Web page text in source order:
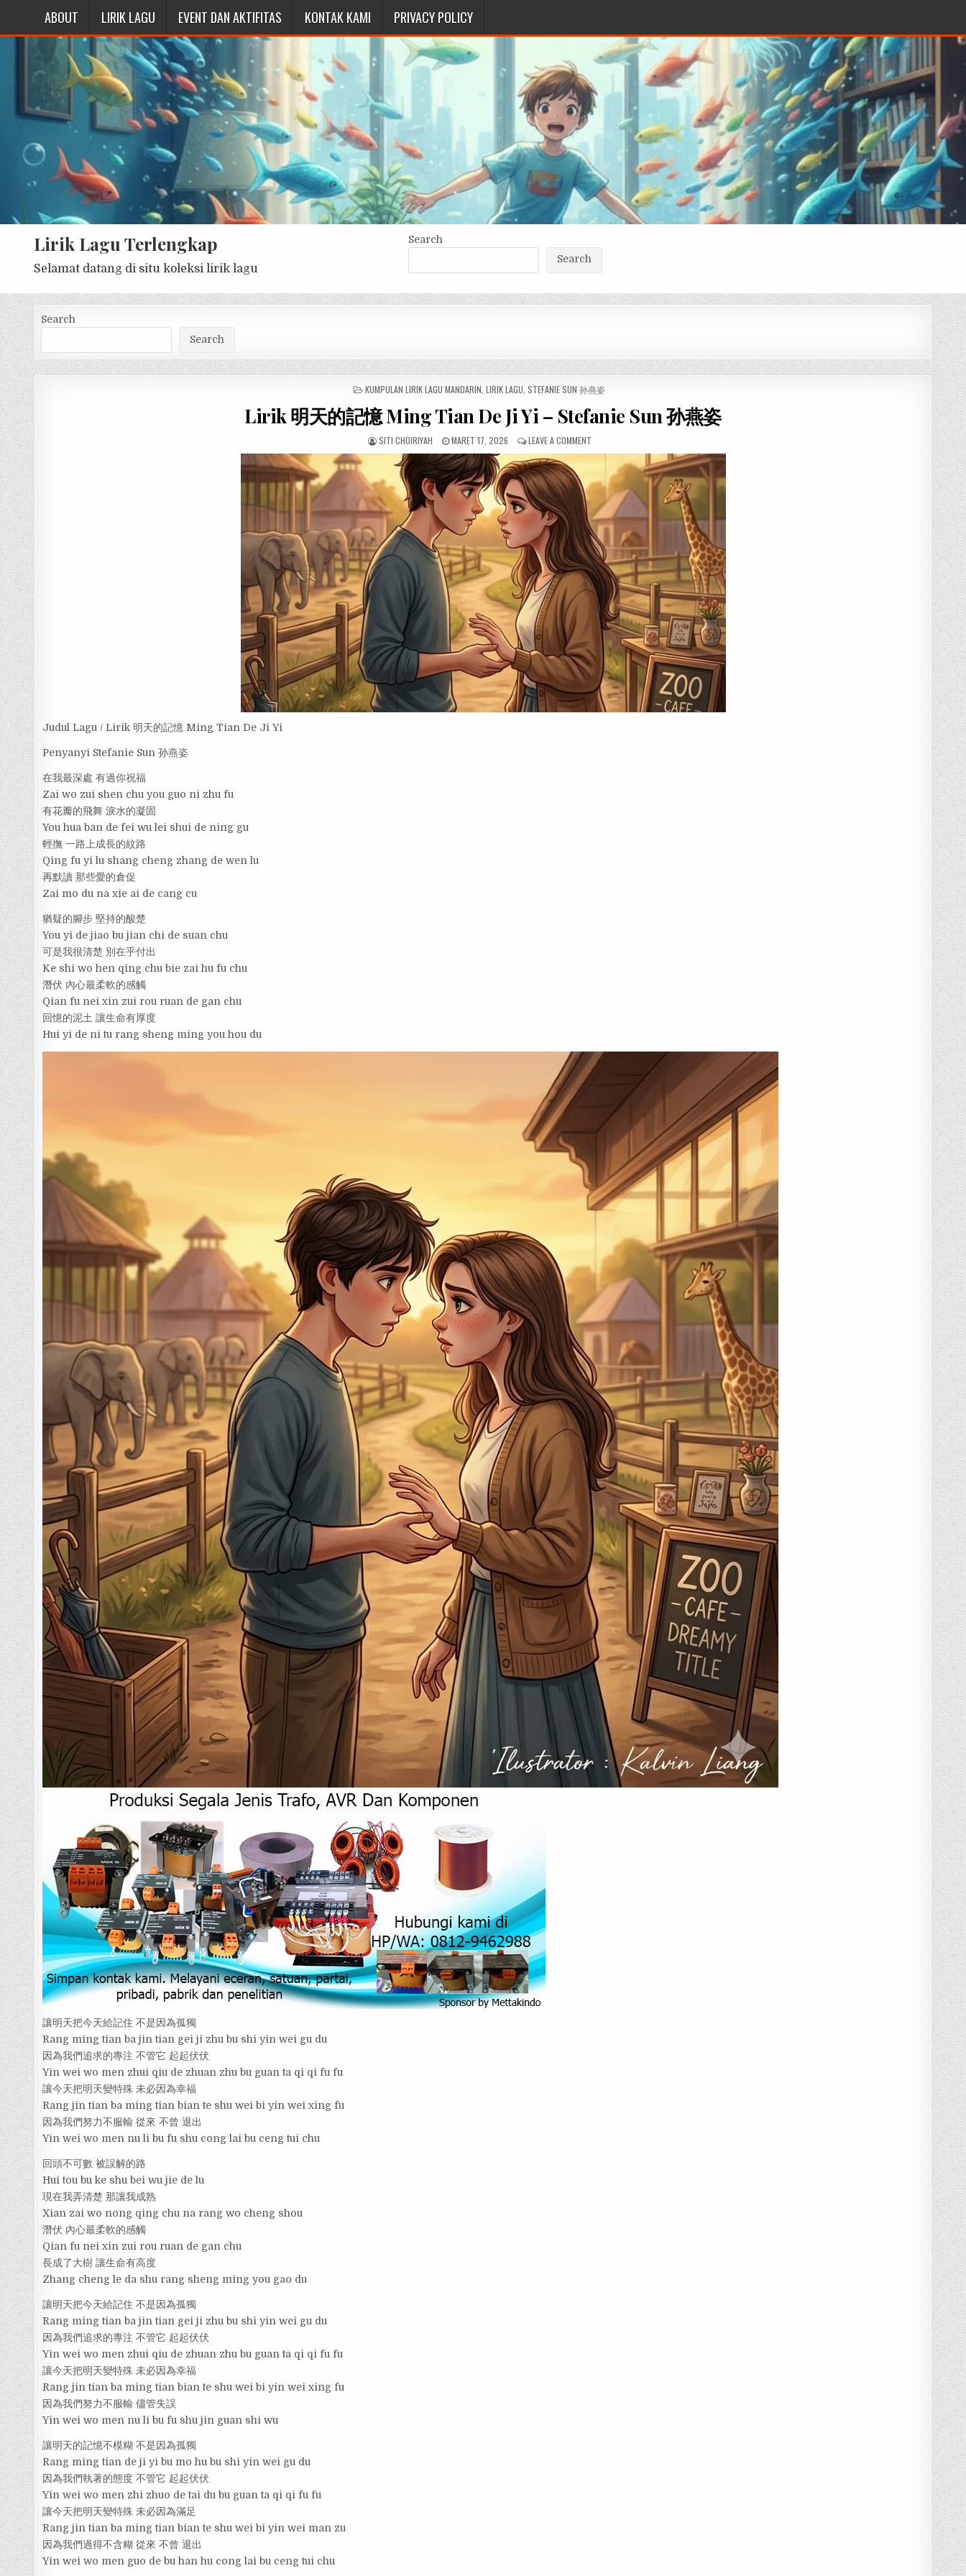
ABOUT LIRIK LAGU EVENT DAN AKTIFITAS KONTAK KAMI PRIVACY POLICY
Lirik Lagu Terlengkap
Selamat datang di situ koleksi lirik lagu
Search
Search
Search
Search
POSTED
KUMPULAN LIRIK LAGU MANDARIN LIRIK LAGU STEFANIE SUN 孙燕姿
Lirik 明天的記憶 Ming Tian De Ji Yi – Stefanie Sun 孙燕姿
SITI CHOIRIYAH MARET 17, 2026 LEAVE A COMMENT
Judul Lagu / Lirik 明天的記憶 Ming Tian De Ji Yi
Penyanyi Stefanie Sun 孙燕姿
在我最深處 有過你祝福
Zai wo zui shen chu you guo ni zhu fu
有花瓣的飛舞 淚水的凝固
You hua ban de fei wu lei shui de ning gu
輕撫 一路上成長的紋路
Qing fu yi lu shang cheng zhang de wen lu
再默讀 那些愛的倉促
Zai mo du na xie ai de cang cu
猶疑的腳步 堅持的酸楚
You yi de jiao bu jian chi de suan chu
可是我很清楚 別在乎付出
Ke shi wo hen qing chu bie zai hu fu chu
潛伏 內心最柔軟的感觸
Qian fu nei xin zui rou ruan de gan chu
回憶的泥土 讓生命有厚度
Hui yi de ni tu rang sheng ming you hou du
讓明天把今天給記住 不是因為孤獨
Rang ming tian ba jin tian gei ji zhu bu shi yin wei gu du
因為我們追求的專注 不管它 起起伏伏
Yin wei wo men zhui qiu de zhuan zhu bu guan ta qi qi fu fu
讓今天把明天變特殊 未必因為幸福
Rang jin tian ba ming tian bian te shu wei bi yin wei xing fu
因為我們努力不服輸 從來 不曾 退出
Yin wei wo men nu li bu fu shu cong lai bu ceng tui chu
回頭不可數 被誤解的路
Hui tou bu ke shu bei wu jie de lu
現在我弄清楚 那讓我成熟
Xian zai wo nong qing chu na rang wo cheng shou
潛伏 內心最柔軟的感觸
Qian fu nei xin zui rou ruan de gan chu
長成了大樹 讓生命有高度
Zhang cheng le da shu rang sheng ming you gao du
讓明天把今天給記住 不是因為孤獨
Rang ming tian ba jin tian gei ji zhu bu shi yin wei gu du
因為我們追求的專注 不管它 起起伏伏
Yin wei wo men zhui qiu de zhuan zhu bu guan ta qi qi fu fu
讓今天把明天變特殊 未必因為幸福
Rang jin tian ba ming tian bian te shu wei bi yin wei xing fu
因為我們努力不服輸 儘管失誤
Yin wei wo men nu li bu fu shu jin guan shi wu
讓明天的記憶不模糊 不是因為孤獨
Rang ming tian de ji yi bu mo hu bu shi yin wei gu du
因為我們執著的態度 不管它 起起伏伏
Yin wei wo men zhi zhuo de tai du bu guan ta qi qi fu fu
讓今天把明天變特殊 未必因為滿足
Rang jin tian ba ming tian bian te shu wei bi yin wei man zu
因為我們過得不含糊 從來 不曾 退出
Yin wei wo men guo de bu han hu cong lai bu ceng tui chu